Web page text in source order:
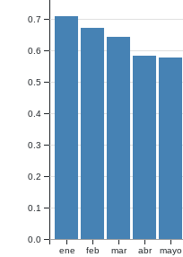
ene feb mar abr mayo
0.0
0.1
0.2
0.3
0.4
0.5
0.6
0.7